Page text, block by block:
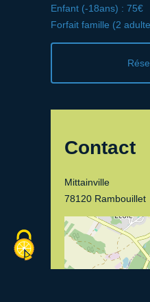
Enfant (-18ans) : 75€
Forfait famille (2
Contact
Mittainville
78120 Rambouillet